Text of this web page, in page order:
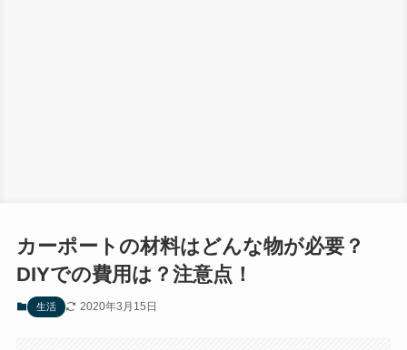
カーポートの材料はどんな物が必要？
DIYでの費用は？注意点！
生活 2020年3月15日